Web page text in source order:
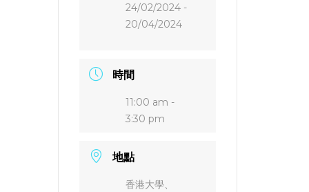
24/02/2024 -
20/04/2024
時間
11:00 am -
3:30 pm
地點
香港大學、